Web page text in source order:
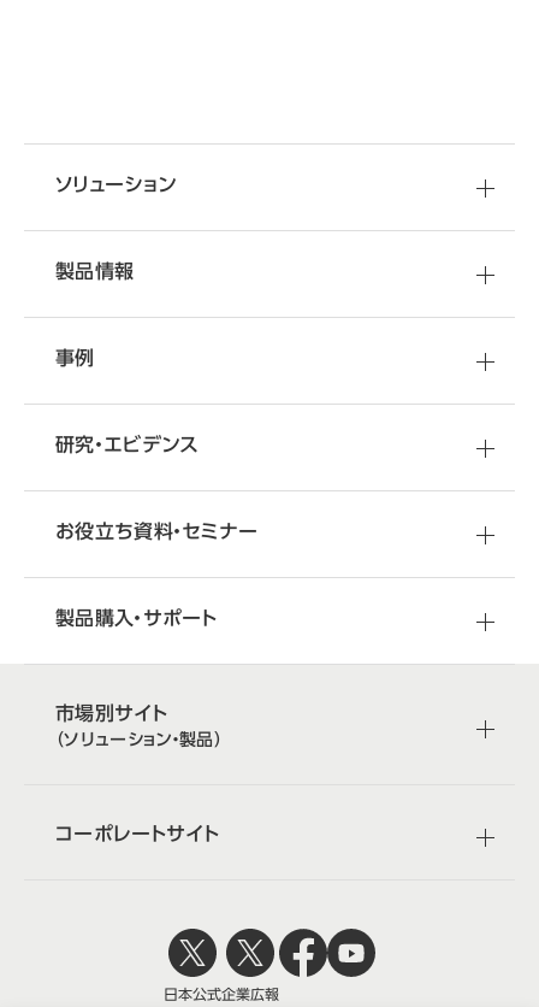
さまざまな情報をご提供しています
オフィス移転・改善のことなら
ソリューション
製品情報
事例
研究・エビデンス
お役立ち資料・セミナー
製品購入・サポート
市場別サイト
（ソリューション・製品）
コーポレートサイト
日本公式企業広報